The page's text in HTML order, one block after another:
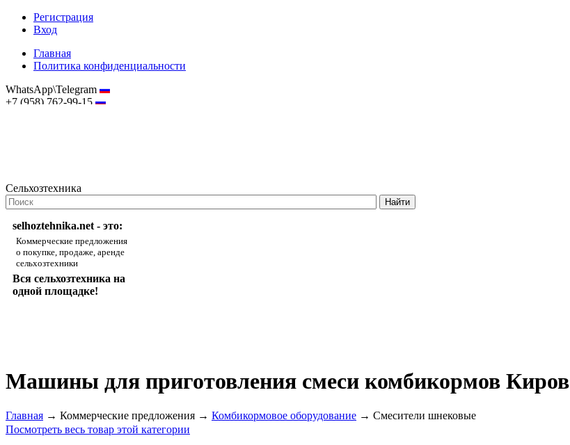
Регистрация
Вход
Главная
Политика конфиденциальности
WhatsApp\Telegram
+7 (958) 762-99-15
Сельхозтехника
selhoztehnika.net - это:
Коммерческие предложения
о покупке, продаже, аренде
сельхозтехники
Вся сельхозтехника на
одной площадке!
Машины для приготовления смеси комбикормов Киров
Главная → Коммерческие предложения → Комбикормовое оборудование → Смесители шнековые
Посмотреть весь товар этой категории